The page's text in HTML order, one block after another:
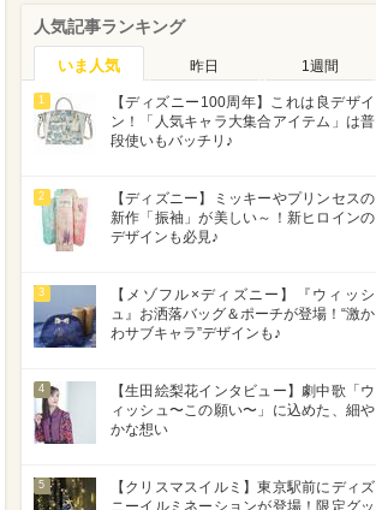
人気記事ランキング
いま人気 昨日 1週間
1
【ディズニー100周年】これは良デザイ
ン！「人気キャラ大集合アイテム」は普
段使いもバッチリ♪
2
【ディズニー】ミッキーやプリンセスの
新作「振袖」が美しい～！新ヒロインの
デザインも必見♪
3
【メゾフル×ディズニー】『ウィッシ
ュ』お洒落バッグ＆ポーチが登場！“激か
わサブキャラ”デザインも♪
4
【生田絵梨花インタビュー】劇中歌「ウ
ィッシュ〜この願い〜」に込めた、細や
かな想い
5
【クリスマスイルミ】東京駅前にディズ
ニーイルミネーションが登場！限定グッ